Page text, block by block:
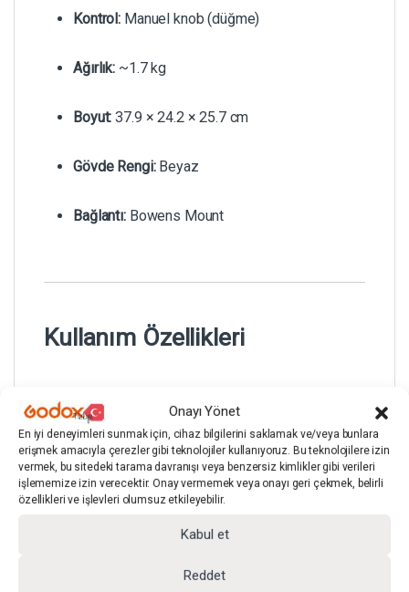
Onayı Yönet
En iyi deneyimleri sunmak için, cihaz bilgilerini saklamak ve/veya bunlara
erişmek amacıyla çerezler gibi teknolojiler kullanıyoruz. Bu teknolojilere izin
vermek, bu sitedeki tarama davranışı veya benzersiz kimlikler gibi verileri
işlememize izin verecektir. Onay vermemek veya onayı geri çekmek, belirli
özellikleri ve işlevleri olumsuz etkileyebilir.
Kabul et
Reddet
Kontrol: Manuel knob (düğme)
Ağırlık: ~1.7 kg
Boyut: 37.9 × 24.2 × 25.7 cm
Gövde Rengi:Beyaz
Bağlantı:Bowens Mount
Kullanım Özellikleri
CCT Modu (Renk Sıcaklığı
Ayarı)
2700K – 6500K arası ayarlanabilir
Fotoğraf, video ve ürün çekimleri için ideal